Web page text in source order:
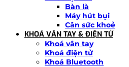
Bàn là
Máy hút bụi
Cân sức khoẻ
KHOÁ VÂN TAY & ĐIỆN TỬ
Khoá vân tay
Khoá điện tử
Khoá Bluetooth